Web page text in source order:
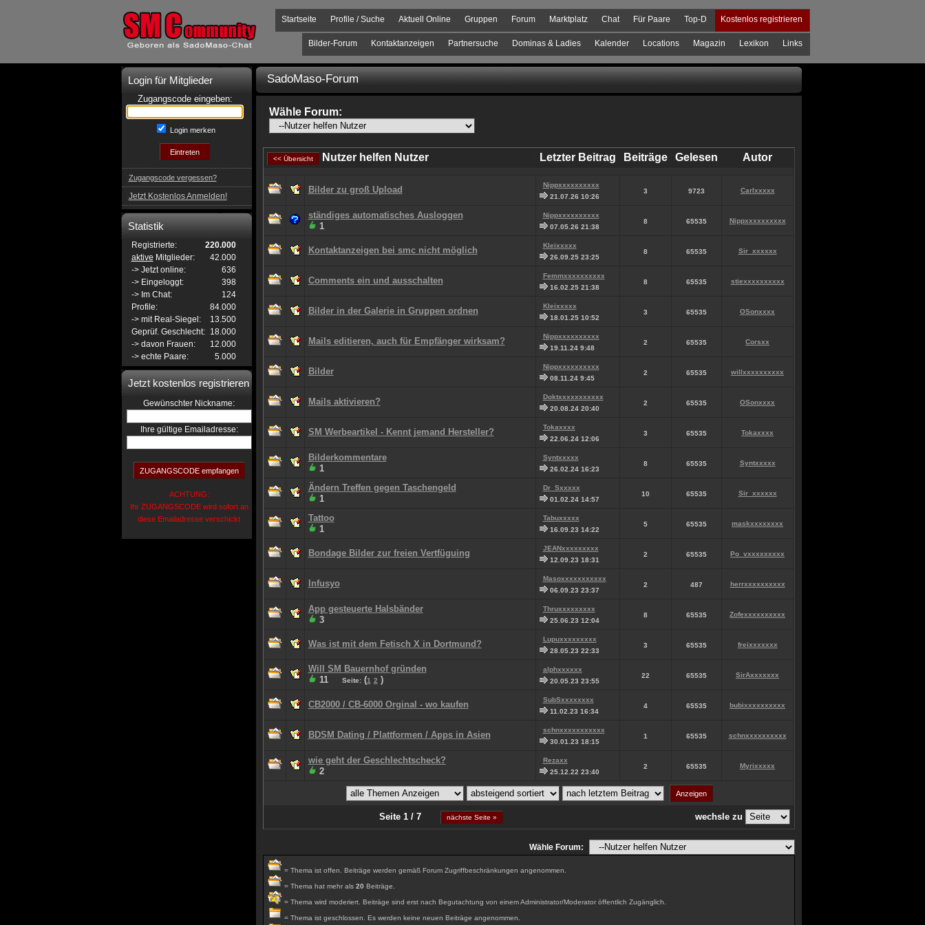
Kostenlos registrieren
Top-D
Für Paare
Chat
Marktplatz
Forum
Gruppen
Aktuell Online
Profile / Suche
Startseite
Links
Lexikon
Magazin
Locations
Kalender
Dominas & Ladies
Partnersuche
Kontaktanzeigen
Bilder-Forum
Login für Mitglieder
Zugangscode eingeben:
Login merken
Zugangscode vergessen?
Jetzt Kostenlos Anmelden!
Statistik
Registrierte:
220.000
aktive Mitglieder:
42.000
-> Jetzt online:
636
-> Eingeloggt:
398
-> Im Chat:
124
Profile:
84.000
-> mit Real-Siegel:
13.500
Geprüf. Geschlecht:
18.000
-> davon Frauen:
12.000
-> echte Paare:
5.000
Jetzt kostenlos registrieren
Gewünschter Nickname:
Ihre gültige Emailadresse:
ACHTUNG:
Ihr ZUGANGSCODE wird sofort an
diese Emailadresse verschickt
SadoMaso-Forum
Wähle Forum:
<< Übersicht Nutzer helfen Nutzer Letzter Beitrag Beiträge Gelesen Autor
Bilder zu groß Upload
Nippxxxxxxxxxx
21.07.26 10:26
3 9723 Carlxxxxx
ständiges automatisches Ausloggen
1
Nippxxxxxxxxxx
07.05.26 21:38
8 65535 Nippxxxxxxxxxx
Kontaktanzeigen bei smc nicht möglich
Kleixxxxx
26.09.25 23:25
8 65535 Sir_xxxxxx
Comments ein und ausschalten
Femmxxxxxxxxxx
16.02.25 21:38
8 65535 stiexxxxxxxxxx
Bilder in der Galerie in Gruppen ordnen
Kleixxxxx
18.01.25 10:52
3 65535 OSonxxxx
Mails editieren, auch für Empfänger wirksam?
Nippxxxxxxxxxx
19.11.24 9:48
2 65535 Corsxx
Bilder
Nippxxxxxxxxxx
08.11.24 9:45
2 65535 willxxxxxxxxxx
Mails aktivieren?
Doktxxxxxxxxxxx
20.08.24 20:40
2 65535 OSonxxxx
SM Werbeartikel - Kennt jemand Hersteller?
Tokaxxxx
22.06.24 12:06
3 65535 Tokaxxxx
Bilderkommentare
1
Syntxxxxx
26.02.24 16:23
8 65535 Syntxxxxx
Ändern Treffen gegen Taschengeld
1
Dr_Sxxxxx
01.02.24 14:57
10 65535 Sir_xxxxxx
Tattoo
1
Tabuxxxxx
16.09.23 14:22
5 65535 maskxxxxxxxx
Bondage Bilder zur freien Vertfüguing
JEANxxxxxxxxx
12.09.23 18:31
2 65535 Po_vxxxxxxxxx
Infusyo
Masoxxxxxxxxxxx
06.09.23 23:37
2 487 herrxxxxxxxxxx
App gesteuerte Halsbänder
3
Thruxxxxxxxxx
25.06.23 12:04
8 65535 Zofexxxxxxxxxx
Was ist mit dem Fetisch X in Dortmund?
Lupuxxxxxxxxx
28.05.23 22:33
3 65535 freixxxxxxx
Will SM Bauernhof gründen
11
Seite:(1 2 )
alphxxxxxx
20.05.23 23:55
22 65535 SirAxxxxxxx
CB2000 / CB-6000 Orginal - wo kaufen
SubSxxxxxxxx
11.02.23 16:34
4 65535 bubixxxxxxxxxx
BDSM Dating / Plattformen / Apps in Asien
schnxxxxxxxxxxx
30.01.23 18:15
1 65535 schnxxxxxxxxxx
wie geht der Geschlechtscheck?
2
Rezaxx
25.12.22 23:40
2 65535 Myrixxxxx
Seite 1 / 7 nächste Seite » wechsle zu
Wähle Forum:
= Thema ist offen. Beiträge werden gemäß Forum Zugriffbeschränkungen angenommen.
= Thema hat mehr als 20 Beiträge.
= Thema wird moderiert. Beiträge sind erst nach Begutachtung von einem Administrator/Moderator öffentlich Zugänglich.
= Thema ist geschlossen. Es werden keine neuen Beiträge angenommen.